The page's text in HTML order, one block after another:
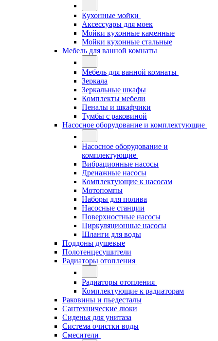
Кухонные мойки
Аксессуары для моек
Мойки кухонные каменные
Мойки кухонные стальные
Мебель для ванной комнаты
Мебель для ванной комнаты
Зеркала
Зеркальные шкафы
Комплекты мебели
Пеналы и шкафчики
Тумбы с раковиной
Насосное оборудование и комплектующие
Насосное оборудование и
комплектующие
Вибрационные насосы
Дренажные насосы
Комплектующие к насосам
Мотопомпы
Наборы для полива
Насосные станции
Поверхностные насосы
Циркуляционные насосы
Шланги для воды
Поддоны душевые
Полотенцесушители
Радиаторы отопления
Радиаторы отопления
Комплектующие к радиаторам
Раковины и пьедесталы
Сантехнические люки
Сиденья для унитаза
Система очистки воды
Смесители